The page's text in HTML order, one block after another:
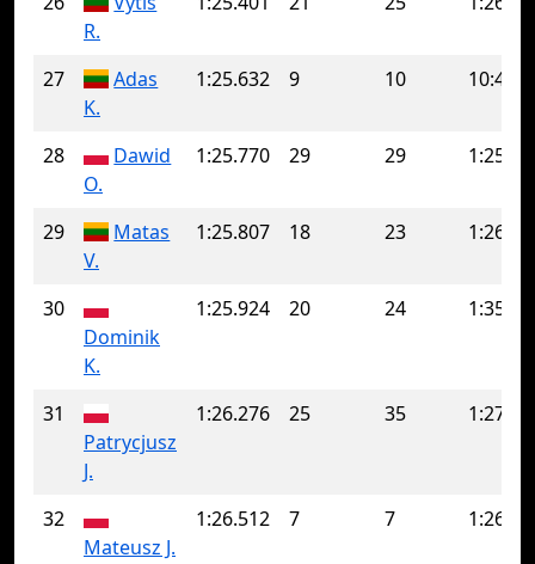
R.
27
Adas
K.
1:25.632 9 10
28
Dawid
O.
1:25.770 29 29
29
Matas
V.
1:25.807 18 23
30
Dominik
K.
1:25.924 20 24
31
Patrycjusz
J.
1:26.276 25 35
32
Mateusz J.
1:26.512 7 7